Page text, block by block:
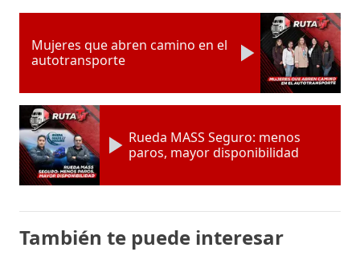
Mujeres que abren camino en el
autotransporte
Rueda MASS Seguro: menos
paros, mayor disponibilidad
También te puede interesar